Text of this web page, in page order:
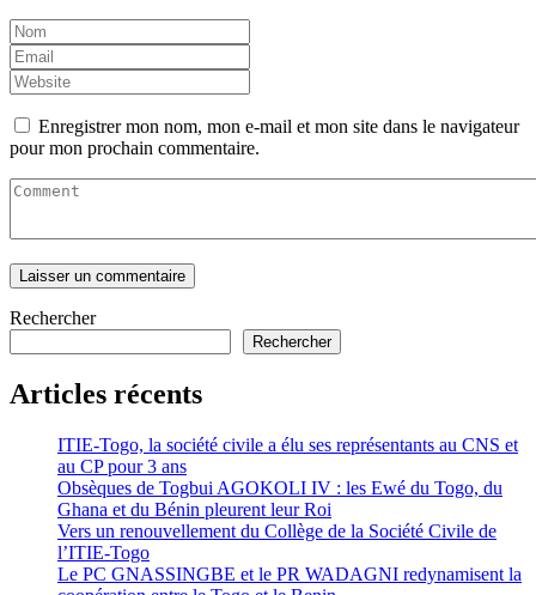
Enregistrer mon nom, mon e-mail et mon site dans le navigateur
pour mon prochain commentaire.
Rechercher
Rechercher
Articles récents
ITIE-Togo, la société civile a élu ses représentants au CNS et
au CP pour 3 ans
Obsèques de Togbui AGOKOLI IV : les Ewé du Togo, du
Ghana et du Bénin pleurent leur Roi
Vers un renouvellement du Collège de la Société Civile de
l’ITIE-Togo
Le PC GNASSINGBE et le PR WADAGNI redynamisent la